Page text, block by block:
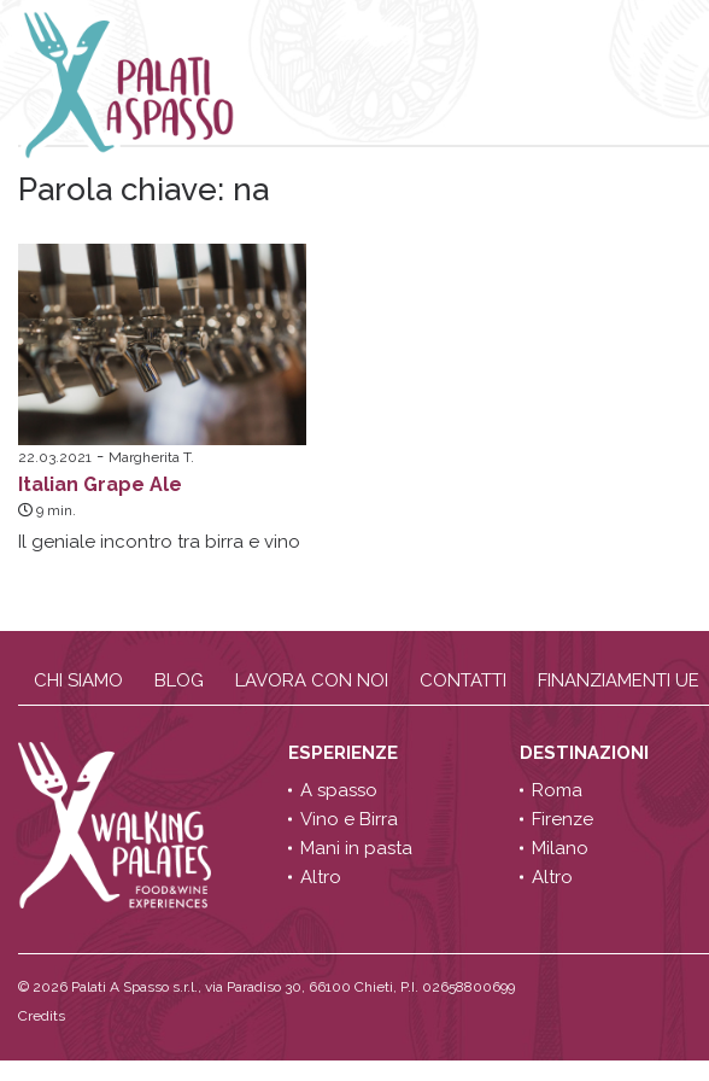
Parola chiave: na
22.03.2021 Margherita T.
Italian Grape Ale
9 min.
Il geniale incontro tra birra e vino
CHI SIAMO BLOG LAVORA CON NOI CONTATTI FINANZIAMENTI UE
ESPERIENZE
A spasso
Vino e Birra
Mani in pasta
Altro
DESTINAZIONI
Roma
Firenze
Milano
Altro
© 2026 Palati A Spasso s.r.l., via Paradiso 30, 66100 Chieti, P.I. 02658800699
Credits